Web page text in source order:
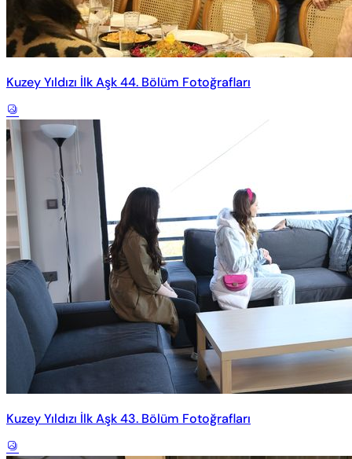
Kuzey Yıldızı İlk Aşk 44. Bölüm Fotoğrafları
Kuzey Yıldızı İlk Aşk 43. Bölüm Fotoğrafları